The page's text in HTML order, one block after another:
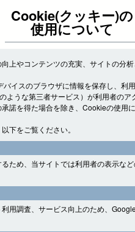
Cookie(クッキー)の
使用について
上やコンテンツの充実、サイトの分
イスのブラウザに情報を保存し、利
ような第三者サービス）が利用者のア
諾を得た場合を除き、Cookieの使用
下をご覧ください。
ため、当サイトでは利用者の表示な
用調査、サービス向上のため、